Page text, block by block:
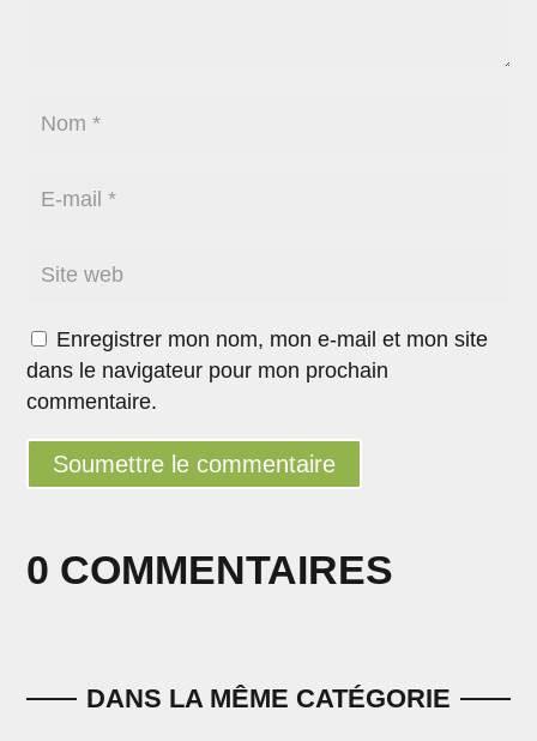
0 COMMENTAIRES
Enregistrer mon nom, mon e-mail et mon site
dans le navigateur pour mon prochain
commentaire.
Soumettre le commentaire
DANS LA MÊME CATÉGORIE